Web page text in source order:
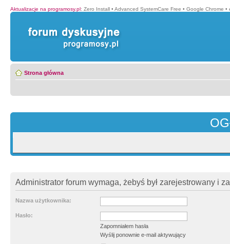
Aktualizacje na programosy.pl: Zero Install • Advanced SystemCare Free • Google Chrome •
Strona główna
Administrator forum wymaga, żebyś był zarejestrowany i
Nazwa użytkownika:
Hasło:
Zapomniałem hasła
Wyślij ponownie e-mail aktywujący